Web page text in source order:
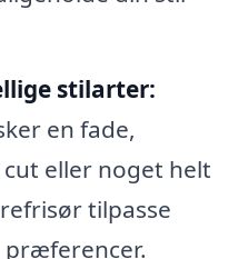
stilarter:
en fade,
eller noget helt
tilpasse